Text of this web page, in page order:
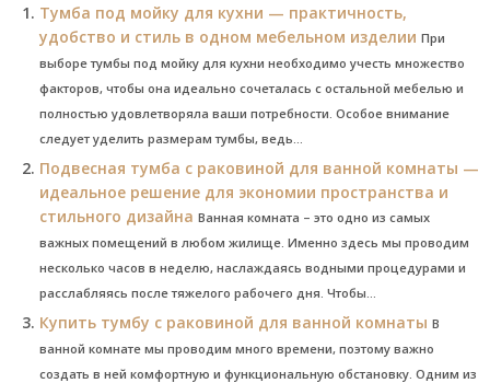
Тумба под мойку для кухни — практичность,
удобство и стиль в одном мебельном изделии При
выборе тумбы под мойку для кухни необходимо учесть множество
факторов, чтобы она идеально сочеталась с остальной мебелью и
полностью удовлетворяла ваши потребности. Особое внимание
следует уделить размерам тумбы, ведь...
Подвесная тумба с раковиной для ванной комнаты —
идеальное решение для экономии пространства и
стильного дизайна Ванная комната – это одно из самых
важных помещений в любом жилище. Именно здесь мы проводим
несколько часов в неделю, наслаждаясь водными процедурами и
расслабляясь после тяжелого рабочего дня. Чтобы...
Купить тумбу с раковиной для ванной комнаты В
ванной комнате мы проводим много времени, поэтому важно
создать в ней комфортную и функциональную обстановку. Одним из